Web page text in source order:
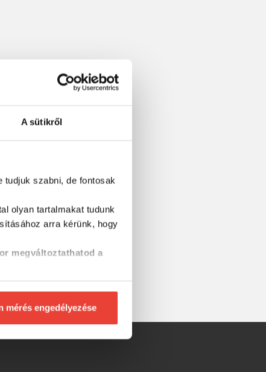
A sütikről
tudjuk szabni, de fontosak
olyan tartalmakat tudunk
arra kérünk, hogy
megváltoztathatod a
mérés engedélyezése